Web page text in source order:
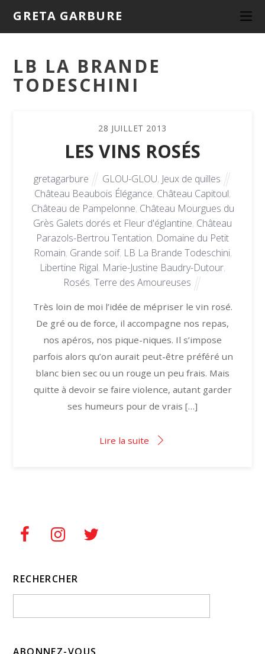
GRETA GARBURE
LB LA BRANDE
TODESCHINI
28 JUILLET 2013
LES VINS ROSÉS
gretagarbure GLOU-GLOU, Jeux de quilles
Château Beaubois Élégance, Château Capitoul,
Château de Pampelonne, Château Mourgues du
Grès Galets dorés et Fleur d'églantine, Château
Parazols-Bertrou Tentation, Domaine du Petit
Romain, Grande soif, LB La Brande Todeschini,
Libertine Rigal, Marie-Justine Baudry-Dutour,
Rosés, Terre des Amoureuses
Très loin de moi l’idée de mépriser le vin rosé.
De gré ou de force, il accompagne nos repas,
nos apéros, nos pique-niques. Il s’impose
parfois alors qu’on aurait peut-être préféré un
blanc bien sec ou un rouge un peu frais. Mais
quitte à devoir se faire violence, autant garder
ses humeurs pour de vrais […]
Lire la suite
RECHERCHER